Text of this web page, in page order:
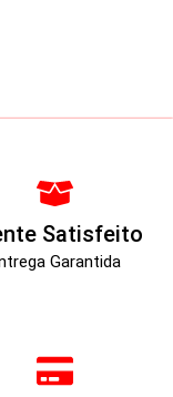
Satisfeito
Garantida